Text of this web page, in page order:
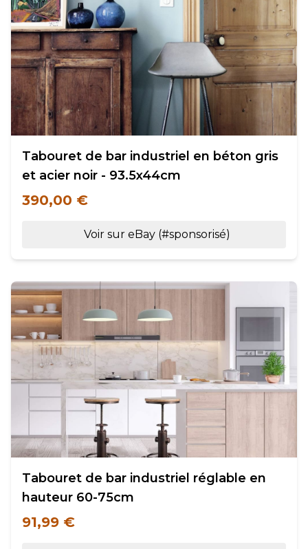
Tabouret de bar industriel en béton gris
et acier noir - 93.5x44cm
390,00 €
Voir sur eBay (#sponsorisé)
Tabouret de bar industriel réglable en
hauteur 60-75cm
91,99 €